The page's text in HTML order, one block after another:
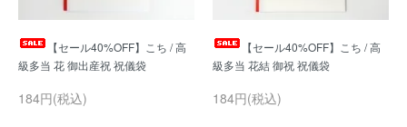
【セール40%OFF】こち / 高
184円(税込)
【セール40%OFF】こち / 高
184円(税込)